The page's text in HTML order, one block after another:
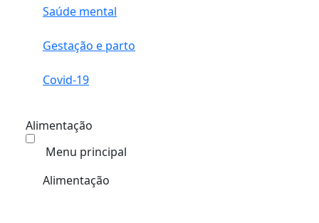
Saúde mental
Gestação e parto
Covid-19
Alimentação
Menu principal
Alimentação